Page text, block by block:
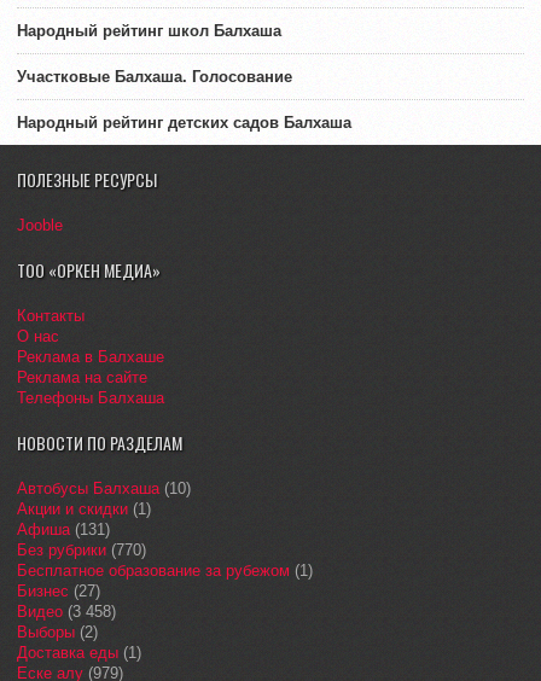
Народный рейтинг школ Балхаша
Участковые Балхаша. Голосование
Народный рейтинг детских садов Балхаша
ПОЛЕЗНЫЕ РЕСУРСЫ
Jooble
ТОО «ОРКЕН МЕДИА»
Контакты
О нас
Реклама в Балхаше
Реклама на сайте
Телефоны Балхаша
НОВОСТИ ПО РАЗДЕЛАМ
Автобусы Балхаша(10)
Акции и скидки (1)
Афиша(131)
Без рубрики (770)
Бесплатное образование за рубежом (1)
Бизнес (27)
Видео (3 458)
Выборы (2)
Доставка еды (1)
Еске алу (979)